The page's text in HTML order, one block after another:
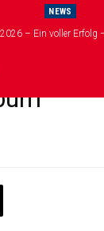
NEWS
– Ein voller Erfolg
–